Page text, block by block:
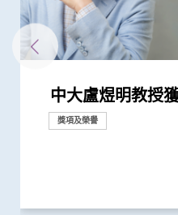
中大盧煜明教授
獎項及榮譽
中大盧煜明教授
生物醫學科學獎
中大醫學院盧煜
學科「皇家獎章」
中大醫學院盧煜
奧斯卡」之稱的
中大盧煜明教授
尖轉化研究科學家
中大盧煜明教授
獎」 從事產前檢
學是我生命中不
開創無創性產前
膺選美國國家科學
中大率先推出無
斷服務 革命性研
美國
中大校長盧煜明
仁教授獲選為歐
中大醫學院與正
議 緊密結合及發
新科研、人才培
中大醫學院獲李
台Histotripsy 2.0
資助接受組織碎
中大研究證實「
到早期沒有病徵
患鼻咽癌風險
中大醫學院三位
20位頂尖轉化研
授連續五年獲選
香港中文大學感
捐助3千萬港元提
學研究所科研空間
中大醫學院兩學
20位頂尖轉化研
亞洲學府 盧煜明
「全球20位頂尖
大佔二席 唯一上
授連續第三年獲選
中大研究獲世界
獎項及榮譽
中大醫學院兩教
化學研究獎」
中大完成二萬人
查研究 大幅推前
中大盧煜明教授
測指標的「湯森
中大盧煜明教授
之稱的「未來科
中大盧煜明教授
臨床化學協會
獎
盧煜明教授獲國
化醫學領域上傑出
基因解碼成就「
學路前瞻：從科
中大盧煜明教授
獎
中大推全港大型
計劃」 現招募二
偵測早期患者
中文大學醫學院
青年女科學家獎
發展血漿DNA測
本地女青年科學
院趙慧君教授連